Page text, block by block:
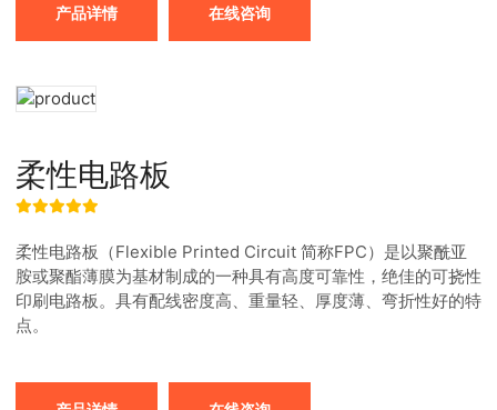
产品详情 在线咨询
柔性电路板
柔性电路板（Flexible Printed Circuit 简称FPC）是以聚酰亚
胺或聚酯薄膜为基材制成的一种具有高度可靠性，绝佳的可挠性
印刷电路板。具有配线密度高、重量轻、厚度薄、弯折性好的特
点。